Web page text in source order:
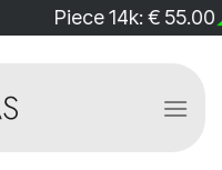
€ 55.00